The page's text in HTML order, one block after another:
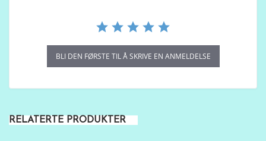
n
g
BLI DEN FØRSTE TIL Å SKRIVE EN ANMELDELSE
RELATERTE PRODUKTER